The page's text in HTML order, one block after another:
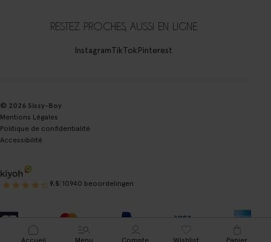
RESTEZ PROCHES, AUSSI EN LIGNE
InstagramTikTokPinterest
© 2026 Sissy-Boy
Mentions Légales
Politique de confidentialité
Accessibilité
9.5 10940 beoordelingen
Accueil Menu Compte Wishlist Panier